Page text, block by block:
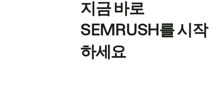
지금 바로
SEMRUSH를 시작
하세요